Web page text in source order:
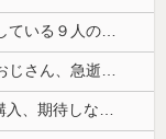
【ニュース】 高市政権の消費税減税に反対している９人の自民党議員が全て判明！！！！ やっぱりコイツラかｗｗｗｗｗ
【画像】70過ぎてからドラクエ10を始めたおじさん、急逝し娘に色々開示されてしまう
オシャレ家電の10万円もする高級炊飯器を購入、期待しながら御飯を炊いてみた結果……